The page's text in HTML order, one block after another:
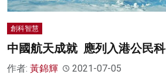
創科智慧
中國航天成就 應列入港公民科
作者: 黃錦輝 2021-07-05